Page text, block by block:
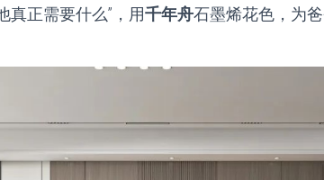
真正需要什么”，用千年舟石墨烯花色，为